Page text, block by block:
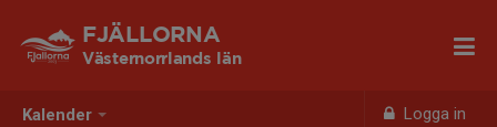
Kalender Logga in
FJÄLLORNA
Västernorrlands län